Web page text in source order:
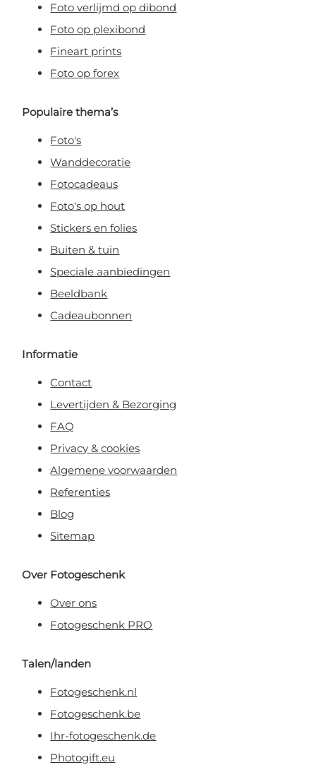
Foto verlijmd op dibond
Foto op plexibond
Fineart prints
Foto op forex
Populaire thema’s
Foto's
Wanddecoratie
Fotocadeaus
Foto's op hout
Stickers en folies
Buiten & tuin
Speciale aanbiedingen
Beeldbank
Cadeaubonnen
Informatie
Contact
Levertijden & Bezorging
FAQ
Privacy & cookies
Algemene voorwaarden
Referenties
Blog
Sitemap
Over Fotogeschenk
Over ons
Fotogeschenk PRO
Talen/landen
Fotogeschenk.nl
Fotogeschenk.be
Ihr-fotogeschenk.de
Photogift.eu